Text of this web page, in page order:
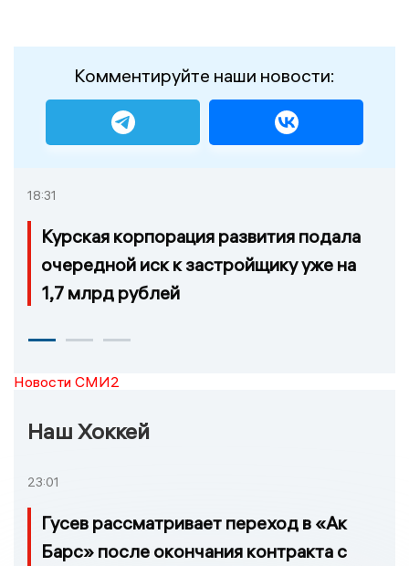
Комментируйте наши новости:
18:31
Курская корпорация развития подала
очередной иск к застройщику уже на
1,7 млрд рублей
Новости СМИ2
Наш Хоккей
23:01
Гусев рассматривает переход в «Ак
Барс» после окончания контракта с